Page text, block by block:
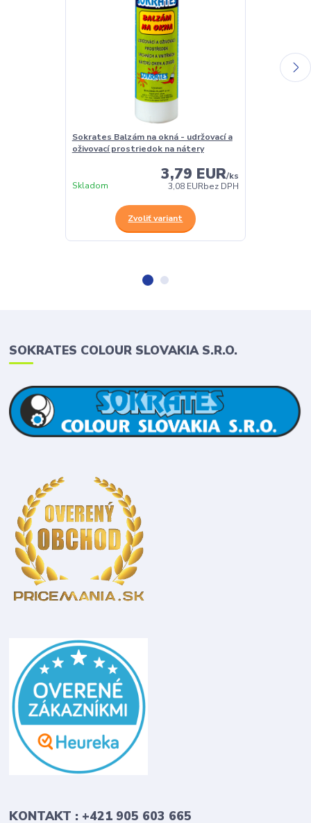
Sokrates Balzám na okná - udržovací a
oživovací prostriedok na nátery
3,79 EUR/ks
3,08 EURbez DPH
Skladom
Zvoliť variant
SOKRATES COLOUR SLOVAKIA S.R.O.
KONTAKT : +421 905 603 665